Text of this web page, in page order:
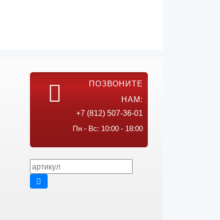
ПОЗВОНИТЕ
НАМ:
+7 (812) 507-36-01
Пн - Вс: 10:00 - 18:00